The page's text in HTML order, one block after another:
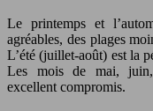
Le printemps et
agréables, des plages
L’été (juillet-août) est la
Les mois de mai, juin,
excellent compromis.